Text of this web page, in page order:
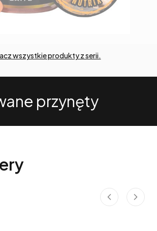
wszystkie produkty z serii.
przynęty